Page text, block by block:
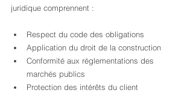
juridique comprennent :
Respect du code des obligations
Application du droit de la construction
Conformité aux réglementations des
marchés publics
Protection des intérêts du client